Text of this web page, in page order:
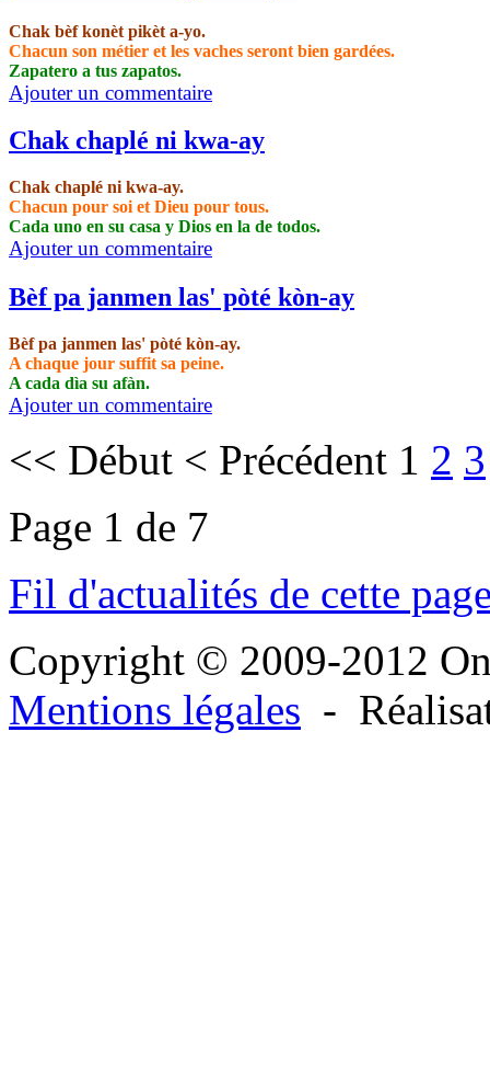
Chak bèf konèt pikèt a-yo.
Chacun son métier et les vaches seront bien gardées.
Zapatero a tus zapatos.
Ajouter un commentaire
Chak chaplé ni kwa-ay
Chak chaplé ni kwa-ay.
Chacun pour soi et Dieu pour tous.
Cada uno en su casa y Dios en la de todos.
Ajouter un commentaire
Bèf pa janmen las' pòté kòn-ay
Bèf pa janmen las' pòté kòn-ay.
A chaque jour suffit sa peine.
A cada dìa su afàn.
Ajouter un commentaire
<< Début < Précédent 1 2 3
Page 1 de 7
Fil d'actualités de cette
Copyright © 2009-2012
Mentions légales -